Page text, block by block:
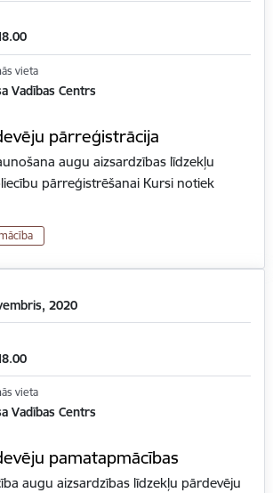
vieta
Vadības Centrs
pārreģistrācija
augu aizsardzības līdzekļu
pārreģistrēšanai Kursi notiek
2020
vieta
Vadības Centrs
pamatapmācības
augu aizsardzības līdzekļu pārdevēju